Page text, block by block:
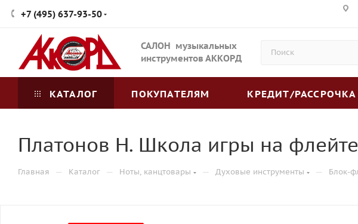
+7 (495) 637-93-50
САЛОН музыкальных
инструментов АККОРД
КАТАЛОГ ПОКУПАТЕЛЯМ КРЕДИТ/РАССРОЧКА
Платонов Н. Школа игры на флейте
Главная — Каталог — Ноты, канцтовары — Духовые инструменты — Блок-